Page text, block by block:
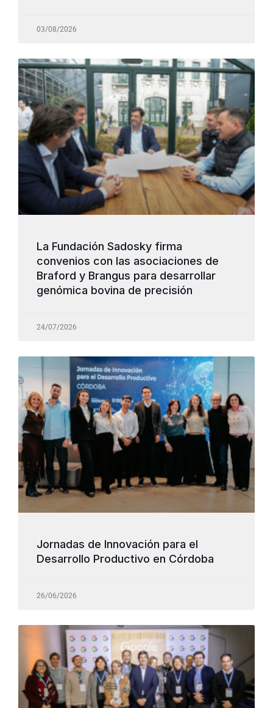
03/08/2026
La Fundación Sadosky firma
convenios con las asociaciones de
Braford y Brangus para desarrollar
genómica bovina de precisión
24/07/2026
Jornadas de Innovación para el
Desarrollo Productivo en Córdoba
26/06/2026